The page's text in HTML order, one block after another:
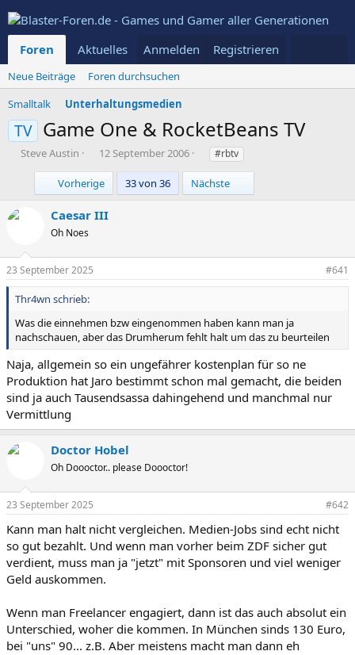
Foren Aktuelles Mitglieder
Anmelden Registrieren
Neue Beiträge
Foren durchsuchen
Smalltalk
Unterhaltungsmedien
TV Game One & RocketBeans TV
E
e
r
Steve Austin
E
s
t
e
l
m
12 September 2006
S
h
l
t
#rbtv
Vorherige 33 von 36 Nächste
Caesar III
Oh Noes
23 September 2025 #641
Thr4wn schrieb:
Was die einnehmen bzw eingenommen haben kann man ja
nachschauen, aber das Drumherum fehlt halt um das zu beurteilen
Naja, allgemein so ein ungefährer kostenplan für so ne
Produktion hat Jaro bestimmt schon mal gemacht, die beiden
sind ja auch Tausendsassa dahingehend und manchmal nur
Vermittlung
Doctor Hobel
Oh Doooctor.. please Doooctor!
23 September 2025 #642
Kann man halt nicht vergleichen. Medien-Jobs sind echt nicht
so gut bezahlt. Und wenn man vorher beim ZDF sicher gut
verdient, muss man ja "jetzt" mit Sponsoren und viel weniger
Geld auskommen.
Wenn man Freelancer engagiert, dann ist das auch absolut ein
Unterschied, woher die kommen. In München sinds 130 Euro,
bei "uns" 90... z.B. Aber meistens macht man dann eh